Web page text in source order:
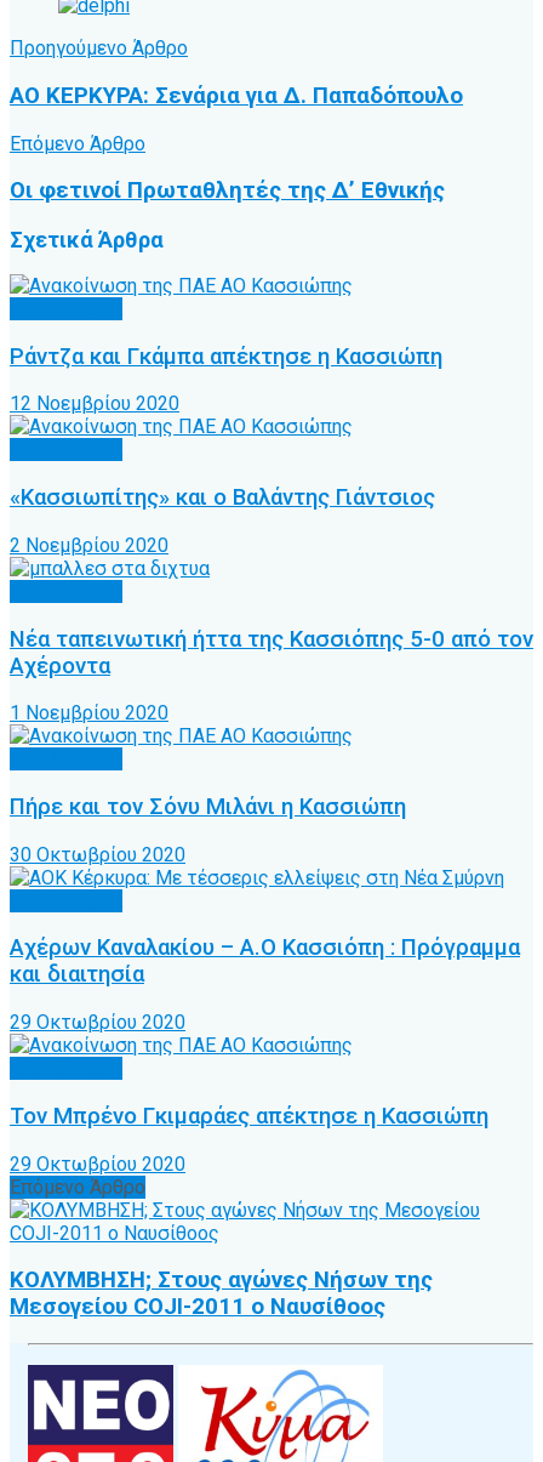
Προηγούμενο Άρθρο
ΑΟ ΚΕΡΚΥΡΑ: Σενάρια για Δ. Παπαδόπουλο
Επόμενο Άρθρο
Οι φετινοί Πρωταθλητές της Δ’ Εθνικής
ΣχετικάΆρθρα
Ράντζα και Γκάμπα απέκτησε η Κασσιώπη
12 Νοεμβρίου 2020
«Κασσιωπίτης» και ο Βαλάντης Γιάντσιος
2 Νοεμβρίου 2020
Νέα ταπεινωτική ήττα της Κασσιόπης 5-0 από τον
Αχέροντα
1 Νοεμβρίου 2020
Πήρε και τον Σόνυ Μιλάνι η Κασσιώπη
30 Οκτωβρίου 2020
Αχέρων Καναλακίου – Α.Ο Κασσιόπη : Πρόγραμμα
και διαιτησία
29 Οκτωβρίου 2020
Τον Μπρένο Γκιμαράες απέκτησε η Κασσιώπη
29 Οκτωβρίου 2020
Επόμενο Άρθρο
ΚΟΛΥΜΒΗΣΗ; Στους αγώνες Νήσων της
Μεσογείου COJI-2011 ο Ναυσίθοος